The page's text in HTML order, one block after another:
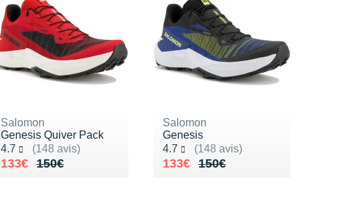
Salomon
Genesis Quiver Pack
4.7
(148 avis)
Noté 4.7 sur 5
150€
Au lieu de 150€
133€
Vendu 133€
Salomon
Genesis
4.7
(148 avis)
Noté 4.7 sur 5
150€
Au lieu de 150€
133€
Vendu 133€